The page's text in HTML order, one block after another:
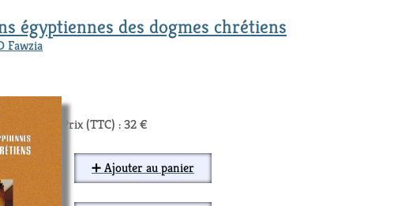
égyptiennes des dogmes chrétiens
Fawzia
Prix (TTC) : 32 €
➕ Ajouter au panier